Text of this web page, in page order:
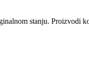
stanju. Proizvodi